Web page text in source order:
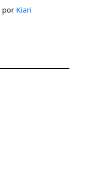
por Kiari